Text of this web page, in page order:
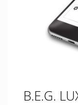
B.E.G.